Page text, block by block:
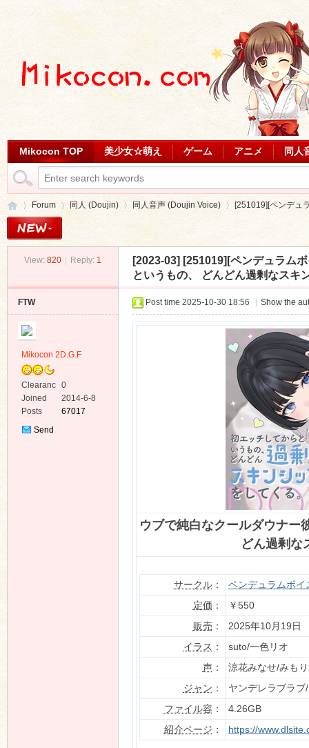
Mikocon TOP 美少女☆萌え ゲーム アニメ 同人
Forum
›
同人 (Doujin) 同人音声 (Doujin Voice)
›
[251019][ペンデュ
View: 820 Reply: 1 [2023-03] [251019][ペンデュラム
というもの、 どんどん過剰なスキ
FTW
Mikocon 2D.G.F
Clearanc
e
0
Joined
2014-6-8
Posts
67017
Send
Post time 2025-10-30 18:56 Show the
ウブで純白なクールダウナー
どん過剰な
サークル：
ペンデュラムボイ
定価 ：
￥550
販売 ：
2025年10月19日
イラス ：
suto/一色リオ
声：
涼花みなせ/みも
ジャン ：
ヤンデレラブラ
ファイル容 ：
4.26GB
紹介ページ ： https://